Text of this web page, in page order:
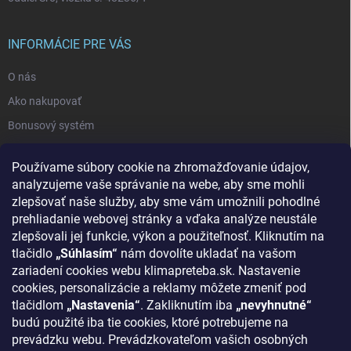
Používame súbory cookie na zhromažďovanie údajov,
analyzujeme vaše správanie na webe, aby sme mohli
zlepšovať naše služby, aby sme vám umožnili pohodlné
prehliadanie webovej stránky a vďaka analýze neustále
zlepšovali jej funkcie, výkon a použiteľnosť. Kliknutím na
tlačidlo „Súhlasím“ nám dovolíte ukladať na vašom
zariadení cookies webu klimapreteba.sk. Nastavenie
cookies, personalizácie a reklamy môžete zmeniť pod
tlačidlom „Nastavenia“. Zakliknutím iba „nevyhnutné“
budú použité iba tie cookies, ktoré potrebujeme na
prevádzku webu. Prevádzkovateľom vašich osobných
INFORMÁCIE PRE VÁS
O nás
Ako nakupovať
Bonusový systém
Blog - najnovšie články
Obchodné podmienky
Podmienky ochrany osobných údajov
Odstúpenie od zmluvy
Kontakty
KONTAKT